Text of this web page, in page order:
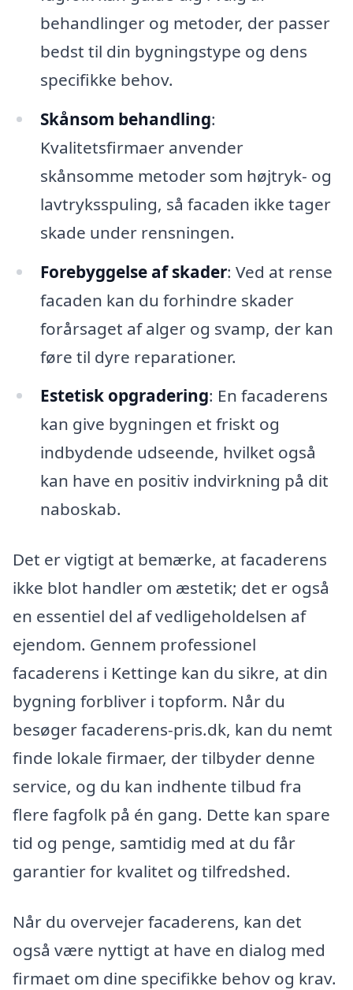
behandlinger og metoder, der passer
bedst til din bygningstype og dens
specifikke behov.
Skånsom behandling:
Kvalitetsfirmaer anvender
skånsomme metoder som højtryk- og
lavtryksspuling, så facaden ikke tager
skade under rensningen.
Forebyggelse af skader: Ved at rense
facaden kan du forhindre skader
forårsaget af alger og svamp, der kan
føre til dyre reparationer.
Estetisk opgradering: En facaderens
kan give bygningen et friskt og
indbydende udseende, hvilket også
kan have en positiv indvirkning på dit
naboskab.
Det er vigtigt at bemærke, at facaderens
ikke blot handler om æstetik; det er også
en essentiel del af vedligeholdelsen af
ejendom. Gennem professionel
facaderens i Kettinge kan du sikre, at din
bygning forbliver i topform. Når du
besøger facaderens-pris.dk, kan du nemt
finde lokale firmaer, der tilbyder denne
service, og du kan indhente tilbud fra
flere fagfolk på én gang. Dette kan spare
tid og penge, samtidig med at du får
garantier for kvalitet og tilfredshed.
Når du overvejer facaderens, kan det
også være nyttigt at have en dialog med
firmaet om dine specifikke behov og krav.